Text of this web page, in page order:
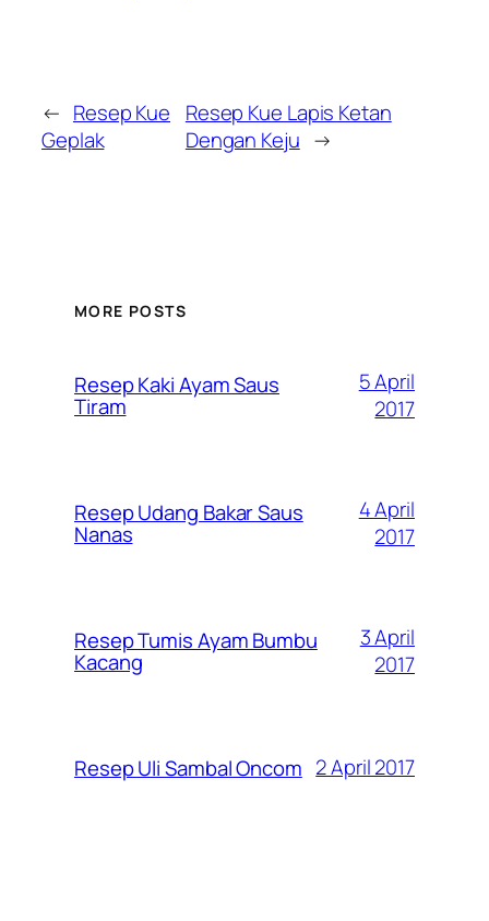
← Resep Kue
Geplak
Resep Kue Lapis Ketan
Dengan Keju →
MORE POSTS
Resep Kaki Ayam Saus
Tiram
5 April
2017
Resep Udang Bakar Saus
Nanas
4 April
2017
Resep Tumis Ayam Bumbu
Kacang
3 April
2017
Resep Uli Sambal Oncom 2 April 2017